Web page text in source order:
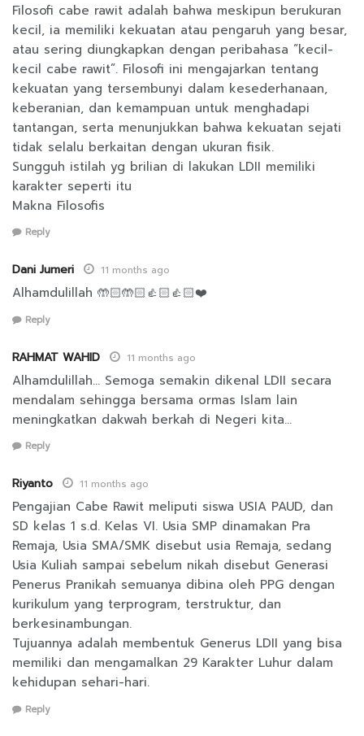
Filosofi cabe rawit adalah bahwa meskipun berukuran
kecil, ia memiliki kekuatan atau pengaruh yang besar,
atau sering diungkapkan dengan peribahasa “kecil-
kecil cabe rawit”. Filosofi ini mengajarkan tentang
kekuatan yang tersembunyi dalam kesederhanaan,
keberanian, dan kemampuan untuk menghadapi
tantangan, serta menunjukkan bahwa kekuatan sejati
tidak selalu berkaitan dengan ukuran fisik.
Sungguh istilah yg brilian di lakukan LDII memiliki
karakter seperti itu
Makna Filosofis
Reply
Dani Jumeri 11 months ago
Alhamdulillah 🤲🏻🤲🏻👍🏻👍🏻❤️
Reply
RAHMAT WAHID 11 months ago
Alhamdulillah… Semoga semakin dikenal LDII secara
mendalam sehingga bersama ormas Islam lain
meningkatkan dakwah berkah di Negeri kita…
Reply
Riyanto 11 months ago
Pengajian Cabe Rawit meliputi siswa USIA PAUD, dan
SD kelas 1 s.d. Kelas VI. Usia SMP dinamakan Pra
Remaja, Usia SMA/SMK disebut usia Remaja, sedang
Usia Kuliah sampai sebelum nikah disebut Generasi
Penerus Pranikah semuanya dibina oleh PPG dengan
kurikulum yang terprogram, terstruktur, dan
berkesinambungan.
Tujuannya adalah membentuk Generus LDII yang bisa
memiliki dan mengamalkan 29 Karakter Luhur dalam
kehidupan sehari-hari.
Reply